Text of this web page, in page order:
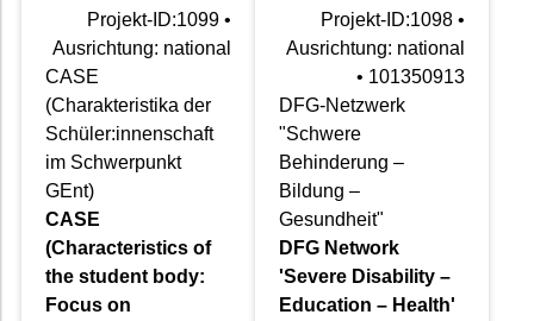
Projekt-ID:1099 •
Ausrichtung: national
CASE
(Charakteristika der
Schüler:innenschaft
im Schwerpunkt
GEnt)
CASE
(Characteristics of
the student body:
Focus on
Projekt-ID:1098 •
Ausrichtung: national
• 101350913
DFG-Netzwerk
"Schwere
Behinderung –
Bildung –
Gesundheit"
DFG Network
'Severe Disability –
Education – Health'